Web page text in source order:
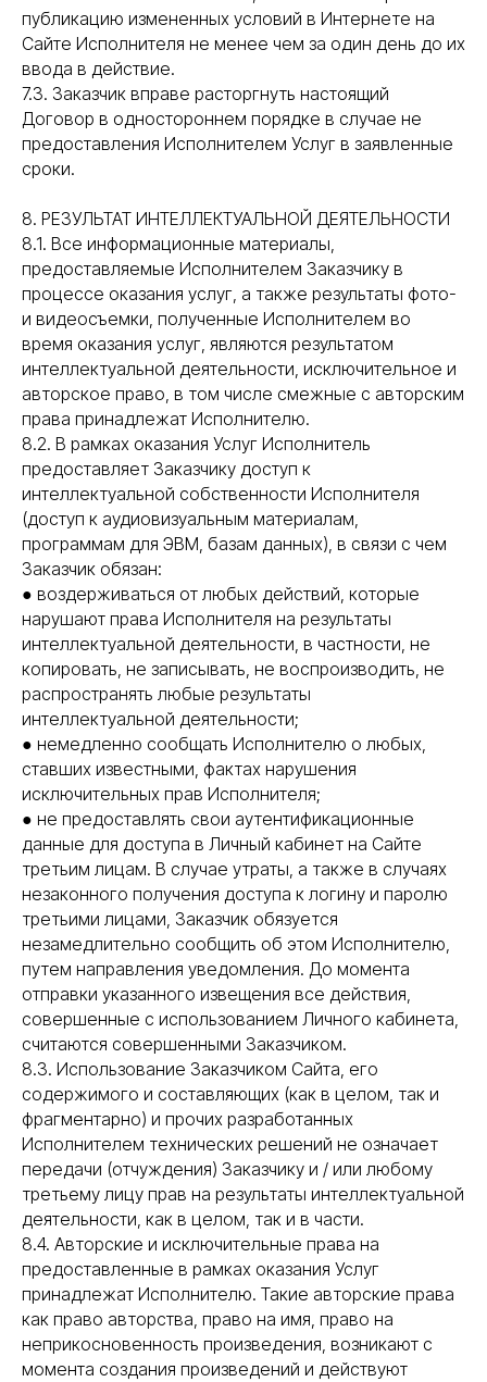
публикацию измененных условий в Интернете на
Сайте Исполнителя не менее чем за один день до их
ввода в действие.
7.3. Заказчик вправе расторгнуть настоящий
Договор в одностороннем порядке в случае не
предоставления Исполнителем Услуг в заявленные
сроки.
8. РЕЗУЛЬТАТ ИНТЕЛЛЕКТУАЛЬНОЙ ДЕЯТЕЛЬНОСТИ
8.1. Все информационные материалы,
предоставляемые Исполнителем Заказчику в
процессе оказания услуг, а также результаты фото-
и видеосъемки, полученные Исполнителем во
время оказания услуг, являются результатом
интеллектуальной деятельности, исключительное и
авторское право, в том числе смежные с авторским
права принадлежат Исполнителю.
8.2. В рамках оказания Услуг Исполнитель
предоставляет Заказчику доступ к
интеллектуальной собственности Исполнителя
(доступ к аудиовизуальным материалам,
программам для ЭВМ, базам данных), в связи с чем
Заказчик обязан:
● воздерживаться от любых действий, которые
нарушают права Исполнителя на результаты
интеллектуальной деятельности, в частности, не
копировать, не записывать, не воспроизводить, не
распространять любые результаты
интеллектуальной деятельности;
● немедленно сообщать Исполнителю о любых,
ставших известными, фактах нарушения
исключительных прав Исполнителя;
● не предоставлять свои аутентификационные
данные для доступа в Личный кабинет на Сайте
третьим лицам. В случае утраты, а также в случаях
незаконного получения доступа к логину и паролю
третьими лицами, Заказчик обязуется
незамедлительно сообщить об этом Исполнителю,
путем направления уведомления. До момента
отправки указанного извещения все действия,
совершенные с использованием Личного кабинета,
считаются совершенными Заказчиком.
8.3. Использование Заказчиком Сайта, его
содержимого и составляющих (как в целом, так и
фрагментарно) и прочих разработанных
Исполнителем технических решений не означает
передачи (отчуждения) Заказчику и / или любому
третьему лицу прав на результаты интеллектуальной
деятельности, как в целом, так и в части.
8.4. Авторские и исключительные права на
предоставленные в рамках оказания Услуг
принадлежат Исполнителю. Такие авторские права
как право авторства, право на имя, право на
неприкосновенность произведения, возникают с
момента создания произведений и действуют